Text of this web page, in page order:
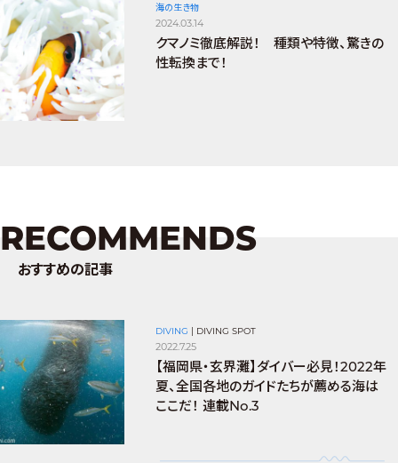
海の生き物
2024.03.14
クマノミ徹底解説！ 種類や特徴、驚きの
性転換まで！
RECOMMENDS
おすすめの記事
DIVING | DIVING SPOT
2022.7.25
【福岡県・玄界灘】ダイバー必見！2022年
夏、全国各地のガイドたちが薦める海は
ここだ！ 連載No.3